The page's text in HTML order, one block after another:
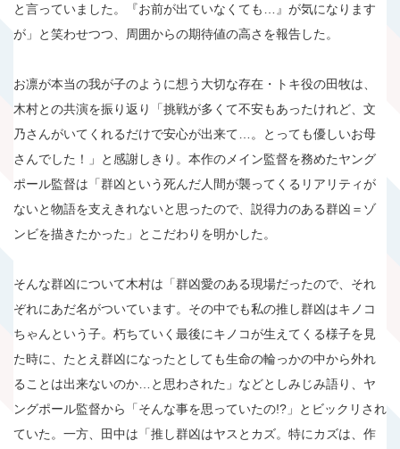
と言っていました。『お前が出ていなくても…』が気になります
が」と笑わせつつ、周囲からの期待値の高さを報告した。
お凛が本当の我が子のように想う大切な存在・トキ役の田牧は、
木村との共演を振り返り「挑戦が多くて不安もあったけれど、文
乃さんがいてくれるだけで安心が出来て…。とっても優しいお母
さんでした！」と感謝しきり。本作のメイン監督を務めたヤング
ポール監督は「群凶という死んだ人間が襲ってくるリアリティが
ないと物語を支えきれないと思ったので、説得力のある群凶＝ゾ
ンビを描きたかった」とこだわりを明かした。
そんな群凶について木村は「群凶愛のある現場だったので、それ
ぞれにあだ名がついています。その中でも私の推し群凶はキノコ
ちゃんという子。朽ちていく最後にキノコが生えてくる様子を見
た時に、たとえ群凶になったとしても生命の輪っかの中から外れ
ることは出来ないのか…と思わされた」などとしみじみ語り、ヤ
ングポール監督から「そんな事を思っていたの!?」とビックリされ
ていた。一方、田中は「推し群凶はヤスとカズ。特にカズは、作